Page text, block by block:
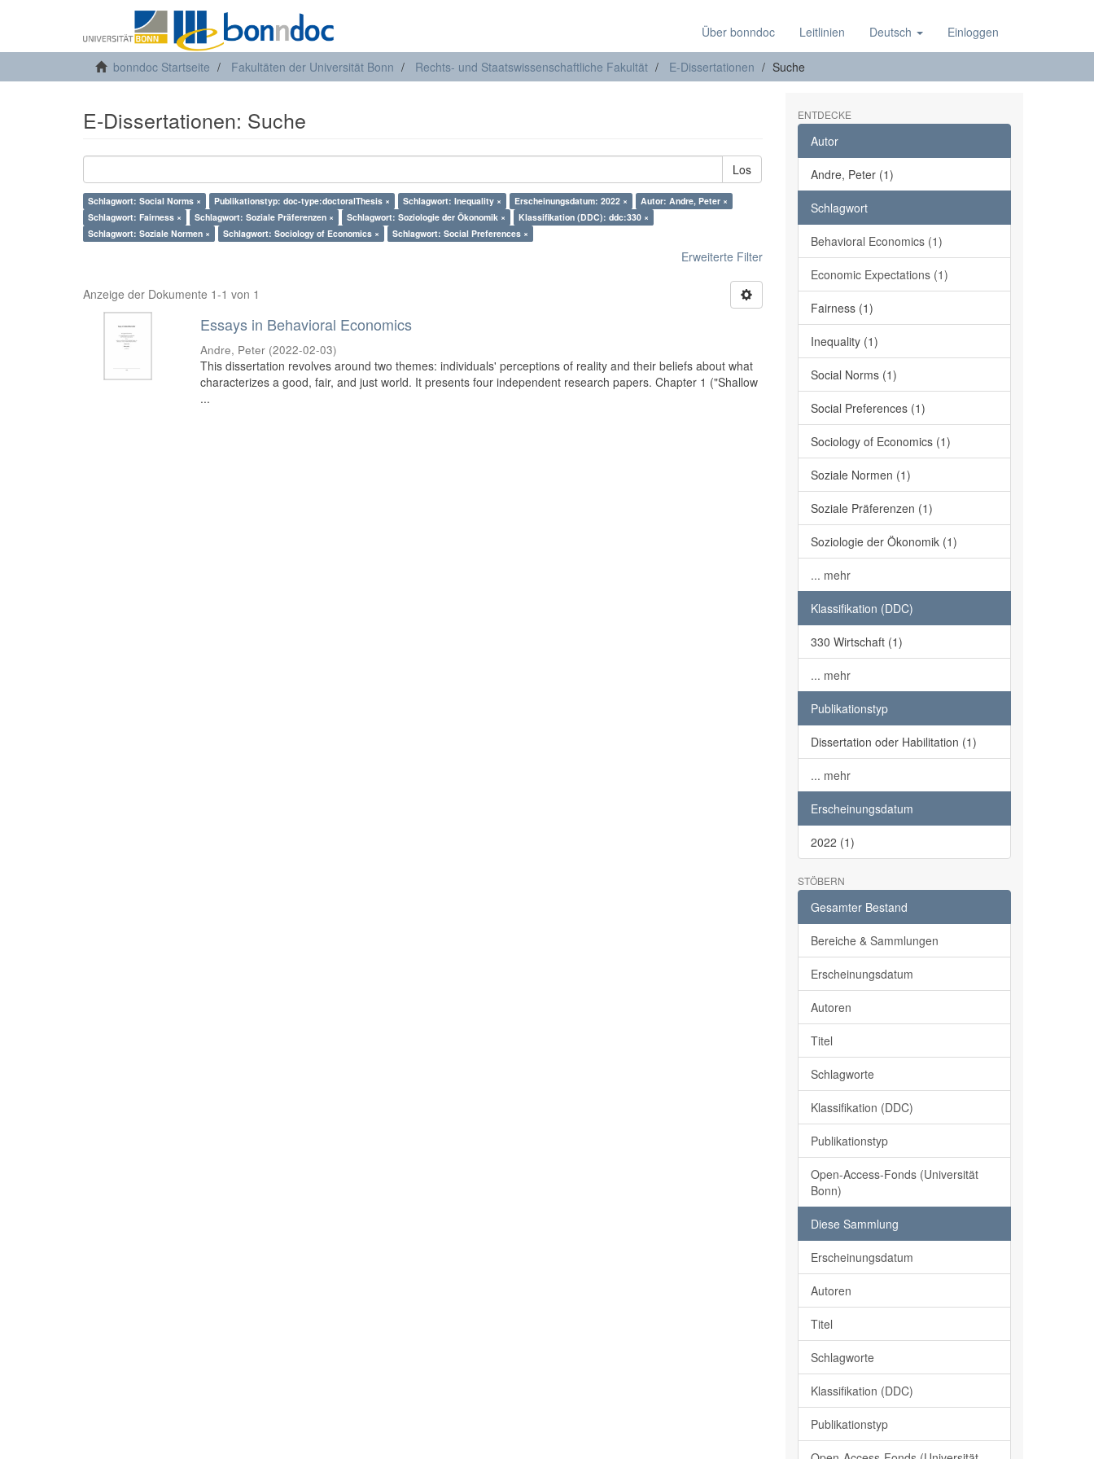
Über bonndoc Leitlinien Deutsch Einloggen
bonndoc Startseite Fakultäten der Universität Bonn Rechts- und Staatswissenschaftliche Fakultät E-Dissertationen Suche
E-Dissertationen: Suche
Los
Schlagwort: Social Norms × Publikationstyp: doc-type:doctoralThesis × Schlagwort: Inequality × Erscheinungsdatum: 2022 ×
Autor: Andre, Peter ×
Schlagwort: Fairness ×
Schlagwort: Soziale Präferenzen × Schlagwort: Soziologie der Ökonomik ×
Klassifikation (DDC): ddc:330 ×
Schlagwort: Soziale Normen ×
Schlagwort: Sociology of Economics × Schlagwort: Social Preferences ×
Erweiterte Filter
Anzeige der Dokumente 1-1 von 1
Essays in Behavioral Economics
Andre, Peter (2022-02-03)
This dissertation revolves around two themes: individuals' perceptions of reality and their beliefs about what
characterizes a good, fair, and just world. It presents four independent research papers. Chapter 1 ("Shallow
...
ENTDECKE
Autor
Andre, Peter (1)
Schlagwort
Behavioral Economics (1)
Economic Expectations (1)
Fairness (1)
Inequality (1)
Social Norms (1)
Social Preferences (1)
Sociology of Economics (1)
Soziale Normen (1)
Soziale Präferenzen (1)
Soziologie der Ökonomik (1)
... mehr
Klassifikation (DDC)
330 Wirtschaft (1)
... mehr
Publikationstyp
Dissertation oder Habilitation (1)
... mehr
Erscheinungsdatum
2022 (1)
STÖBERN
Gesamter Bestand
Bereiche & Sammlungen
Erscheinungsdatum
Autoren
Titel
Schlagworte
Klassifikation (DDC)
Publikationstyp
Open-Access-Fonds (Universität
Bonn)
Diese Sammlung
Erscheinungsdatum
Autoren
Titel
Schlagworte
Klassifikation (DDC)
Publikationstyp